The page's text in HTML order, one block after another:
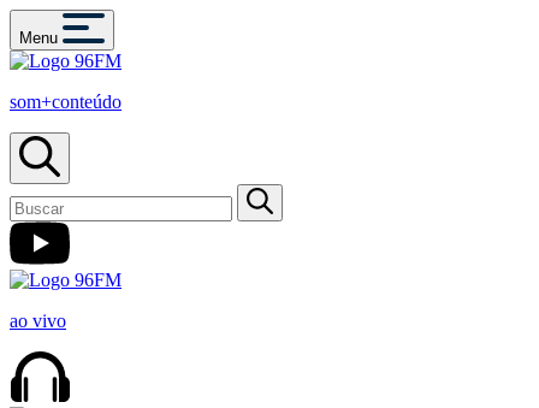
Menu
som+conteúdo
ao vivo